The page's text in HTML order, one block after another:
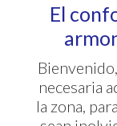
El
necesaria
la zona,